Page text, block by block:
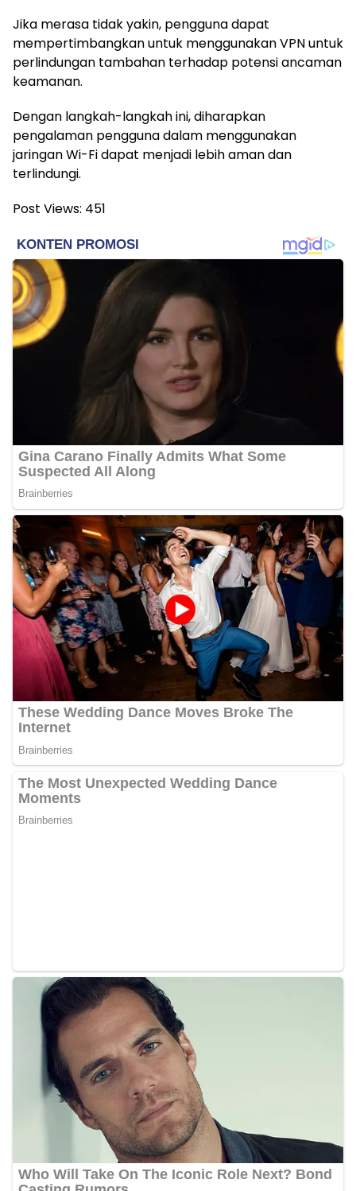
Jika merasa tidak yakin, pengguna dapat
mempertimbangkan untuk menggunakan VPN untuk
perlindungan tambahan terhadap potensi ancaman
keamanan.
Dengan langkah-langkah ini, diharapkan
pengalaman pengguna dalam menggunakan
jaringan Wi-Fi dapat menjadi lebih aman dan
terlindungi.
Post Views: 451